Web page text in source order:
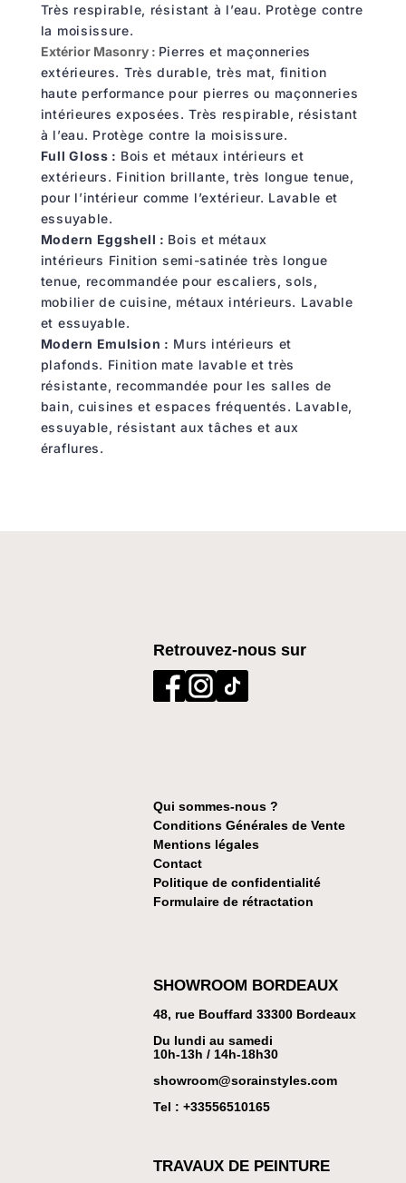
Très respirable, résistant à l’eau. Protège contre
la moisissure.
Extérior Masonry : Pierres et maçonneries
extérieures. Très durable, très mat, finition
haute performance pour pierres ou maçonneries
intérieures exposées. Très respirable, résistant
à l’eau. Protège contre la moisissure.
Full Gloss : Bois et métaux intérieurs et
extérieurs. Finition brillante, très longue tenue,
pour l’intérieur comme l’extérieur. Lavable et
essuyable.
Modern Eggshell : Bois et métaux
intérieurs Finition semi-satinée très longue
tenue, recommandée pour escaliers, sols,
mobilier de cuisine, métaux intérieurs. Lavable
et essuyable.
Modern Emulsion : Murs intérieurs et
plafonds. Finition mate lavable et très
résistante, recommandée pour les salles de
bain, cuisines et espaces fréquentés. Lavable,
essuyable, résistant auxtâches et aux
éraflures.
Retrouvez-nous sur
Qui sommes-nous ?
Conditions Générales de Vente
Mentions légales
Contact
Politique de confidentialité
Formulaire de rétractation
SHOWROOM BORDEAUX
48, rue Bouffard 33300 Bordeaux
Du lundi au samedi
10h-13h / 14h-18h30
showroom@sorainstyles.com
Tel : +33556510165
TRAVAUX DE PEINTURE